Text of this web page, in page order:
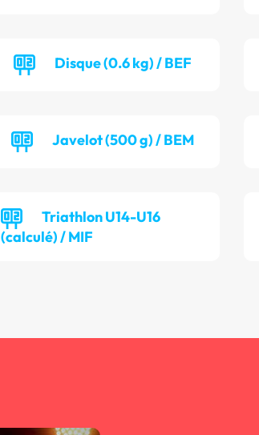
Disque (0.6 kg) / BEF
Javelot (500 g) / BEM
Triathlon U14-U16
(calculé) / MIF